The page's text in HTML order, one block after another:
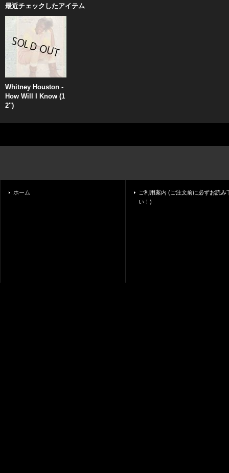
最近チェックしたアイテム
Whitney Houston -
How Will I Know (1
2'')
ホーム
ご利用案内 (ご注文前に必ずお読み
い！)